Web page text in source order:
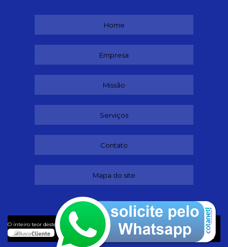
Home
Empresa
Missão
Serviços
Contato
Mapa do site
O inteiro teor deste site está sujeito à proteção de direitos autorais. Copyright
Dançando (Lei 9610 de 19/02/1998)